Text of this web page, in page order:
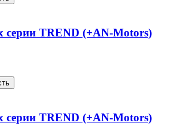
серии TREND (+AN‑Motors)
серии TREND (+AN‑Motors)